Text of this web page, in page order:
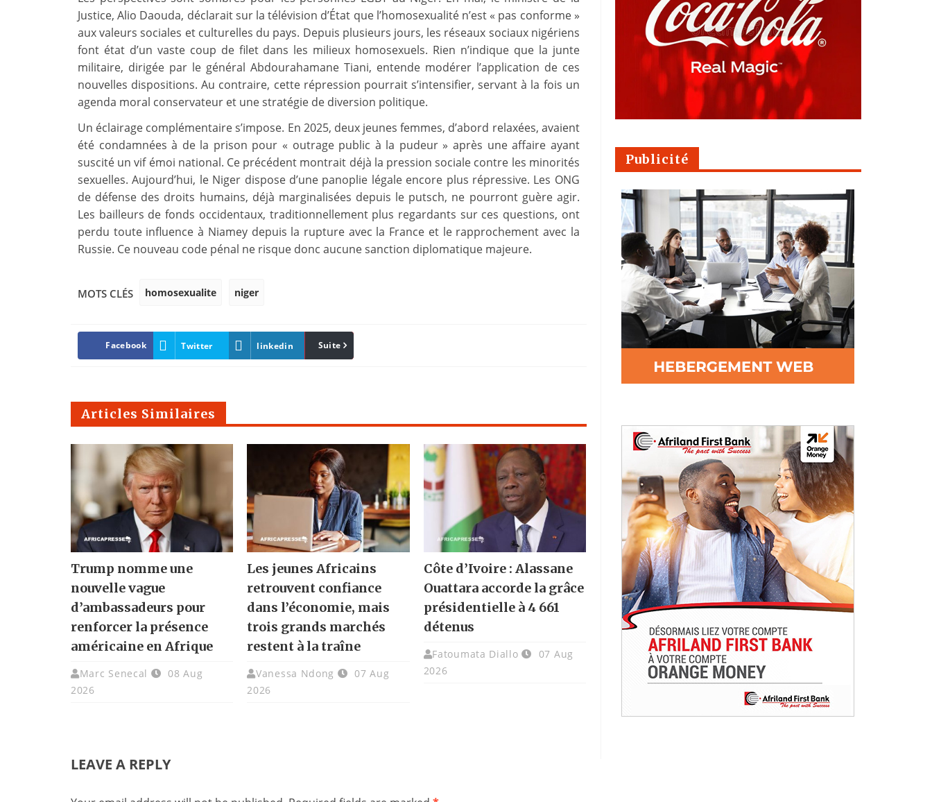
Justice, Alio Daouda, déclarait sur la télévision d’État que l’homosexualité n’est « pas conforme »
aux valeurs sociales et culturelles du pays. Depuis plusieurs jours, les réseaux sociaux nigériens
font état d’un vaste coup de filet dans les milieux homosexuels. Rien n’indique que la junte
militaire, dirigée par le général Abdourahamane Tiani, entende modérer l’application de ces
nouvelles dispositions. Au contraire, cette répression pourrait s’intensifier, servant à la fois un
agenda moral conservateur et une stratégie de diversion politique.
Un éclairage complémentaire s’impose. En 2025, deux jeunes femmes, d’abord relaxées, avaient
été condamnées à de la prison pour « outrage public à la pudeur » après une affaire ayant
suscité un vif émoi national. Ce précédent montrait déjà la pression sociale contre les minorités
sexuelles. Aujourd’hui, le Niger dispose d’une panoplie légale encore plus répressive. Les ONG
de défense des droits humains, déjà marginalisées depuis le putsch, ne pourront guère agir.
Les bailleurs de fonds occidentaux, traditionnellement plus regardants sur ces questions, ont
perdu toute influence à Niamey depuis la rupture avec la France et le rapprochement avec la
Russie. Ce nouveau code pénal ne risque donc aucune sanction diplomatique majeure.
MOTS CLÉS homosexualite niger
Facebook Twitter linkedin Pinterest
Suite
Articles Similaires
Trump nomme une
nouvelle vague
d’ambassadeurs pour
renforcer la présence
américaine en Afrique
Marc Senecal
08 Aug
2026
Les jeunes Africains
retrouvent confiance
dans l’économie, mais
trois grands marchés
restent à la traîne
Vanessa Ndong
07 Aug
2026
Côte d’Ivoire : Alassane
Ouattara accorde la grâce
présidentielle à 4 661
détenus
Fatoumata Diallo
07 Aug
2026
LEAVE A REPLY
Publicité